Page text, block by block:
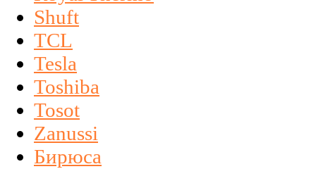
Shuft
TCL
Tesla
Toshiba
Tosot
Zanussi
Бирюса